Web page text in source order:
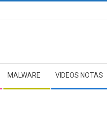
MALWARE VIDEOS NOTAS